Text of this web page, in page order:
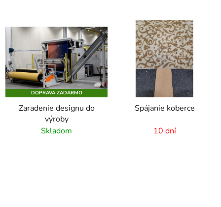
DOPRAVA ZADARMO
Zaradenie designu do
výroby
Skladom
Spájanie koberce
10 dní